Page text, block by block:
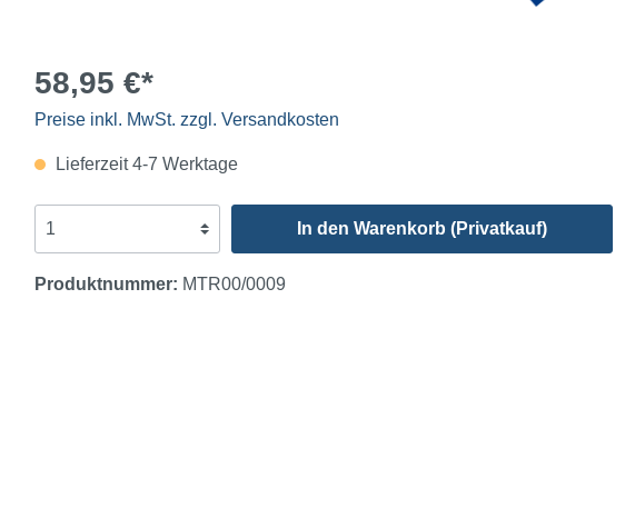
58,95 €*
Preise inkl. MwSt. zzgl. Versandkosten
Lieferzeit 4-7 Werktage
In den Warenkorb (Privatkauf)
Produktnummer: MTR00/0009